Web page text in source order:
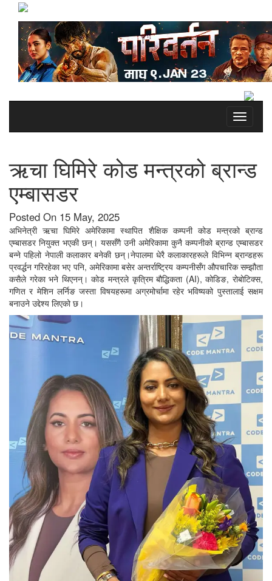
Toggle
ऋचा घिमिरे कोड मन्त्रको ब्रान्ड
एम्बासडर
Posted On 15 May, 2025
अभिनेत्री ऋचा घिमिरे अमेरिकामा स्थापित शैक्षिक कम्पनी कोड मन्त्रको ब्रान्ड
एम्बासडर नियुक्त भएकी छन्। यससँगै उनी अमेरिकामा कुनै कम्पनीको ब्रान्ड एम्बासडर
बन्ने पहिलो नेपाली कलाकार बनेकी छन्।नेपालमा धेरै कलाकारहरूले विभिन्न ब्रान्डहरू
प्रवर्द्धन गरिरहेका भए पनि, अमेरिकामा बसेर अन्तर्राष्ट्रिय कम्पनीसँग औपचारिक सम्झौता
कसैले गरेका भने थिएनन्। कोड मन्त्रले कृत्रिम बौद्धिकता (AI), कोडिङ, रोबोटिक्स,
गणित र मेशिन लर्निङ जस्ता विषयहरूमा अग्रमोर्चामा रहेर भविष्यको पुस्तालाई सक्षम
बनाउने उद्देश्य लिएको छ।